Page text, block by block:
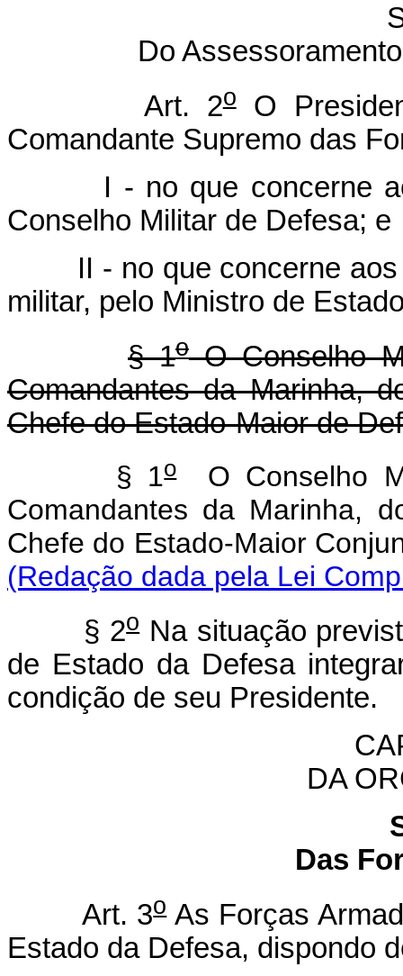
Do
Art. 2oO
Comandante Supremo das
I - no que concerne
Conselho Militar de Defesa; e
II - no que concerne
militar, pelo Ministro de
§ 1oO Conselho
Comandantes da Marinha,
Chefe do Estado-Maior de
§ 1oO Conselho
Comandantes da Marinha,
Chefe do Estado-Maior
(Redação dada pela Lei
§ 2oNa situação
de Estado da Defesa
condição de seu Presidente.
DA
Das
Art. 3oAs Forças
Estado da Defesa, dispondo